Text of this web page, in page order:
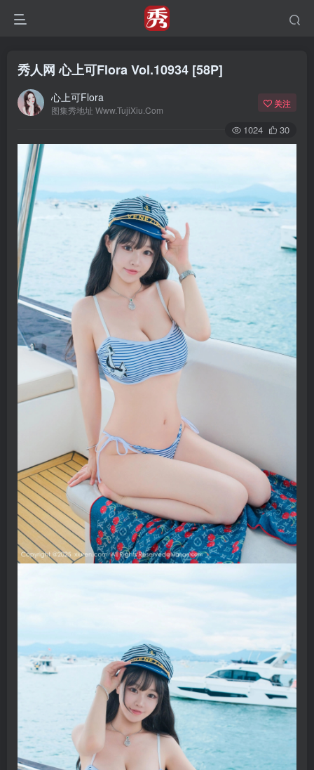
秀人网 心上可Flora Vol.10934 [58P]
心上可Flora
图集秀地址 Www.TujiXiu.Com
关注
1024 30